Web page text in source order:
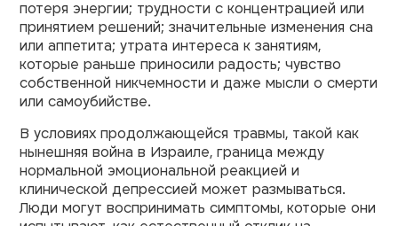
потеря энергии; трудности с концентрацией или
принятием решений; значительные изменения сна
или аппетита; утрата интереса к занятиям,
которые раньше приносили радость; чувство
собственной никчемности и даже мысли о смерти
или самоубийстве.
В условиях продолжающейся травмы, такой как
нынешняя война в Израиле, граница между
нормальной эмоциональной реакцией и
клинической депрессией может размываться.
Люди могут воспринимать симптомы, которые они